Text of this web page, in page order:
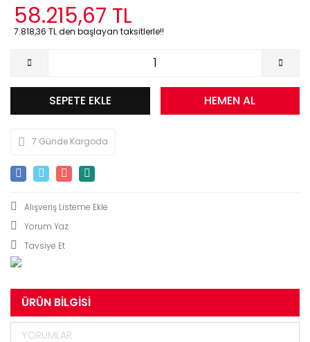
58.215,67 TL
7.818,36 TL den başlayan taksitlerle!!
SEPETE EKLE HEMEN AL
7 Günde Kargoda
Yorum Yaz
Tavsiye Et
ÜRÜN BILGISI
YORUMLAR